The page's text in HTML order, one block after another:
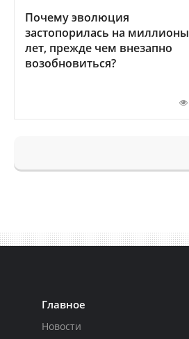
Почему эволюция
застопорилась на миллионы
лет, прежде чем внезапно
возобновиться?
Главное
Новости